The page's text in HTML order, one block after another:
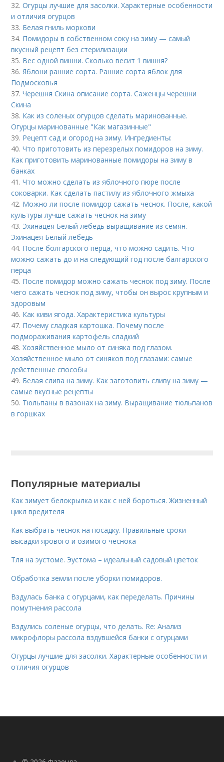
32.Огурцы лучшие для засолки. Характерные особенности
и отличия огурцов
33. Белая гниль моркови
34. Помидоры в собственном соку на зиму — самый
вкусный рецепт без стерилизации
35. Вес одной вишни. Сколько весит 1 вишня?
36.Яблони ранние сорта. Ранние сорта яблок для
Подмосковья
37.Черешня Скина описание сорта. Саженцы черешни
Скина
38. Как из соленых огурцов сделать маринованные.
Огурцы маринованные "Как магазинные"
39. Рецепт сад и огород на зиму. Ингредиенты:
40.Что приготовить из перезрелых помидоров на зиму.
Как приготовить маринованные помидоры на зиму в
банках
41.Что можно сделать из яблочного пюре после
соковарки. Как сделать пастилу из яблочного жмыха
42. Можно ли после помидор сажать чеснок. После, какой
культуры лучше сажать чеснок на зиму
43. Эхинацея Белый лебедь выращивание из семян.
Эхинацея Белый лебедь
44. После болгарского перца, что можно садить. Что
можно сажать до и на следующий год после балгарского
перца
45. После помидор можно сажать чеснок под зиму. После
чего сажать чеснок под зиму, чтобы он вырос крупным и
здоровым
46. Как киви ягода. Характеристика культуры
47. Почему сладкая картошка. Почему после
подмораживания картофель сладкий
48.Хозяйственное мыло от синяка под глазом.
Хозяйственное мыло от синяков под глазами: самые
действенные способы
49. Белая слива на зиму. Как заготовить сливу на зиму —
самые вкусные рецепты
50. Тюльпаны в вазонах на зиму. Выращивание тюльпанов
в горшках
Популярные материалы
Как зимует белокрылка и как с ней бороться. Жизненный
цикл вредителя
Как выбрать чеснок на посадку. Правильные сроки
высадки ярового и озимого чеснока
Тля на эустоме. Эустома – идеальный садовый цветок
Обработка земли после уборки помидоров.
Вздулась банка с огурцами, как переделать. Причины
помутнения рассола
Вздулись соленые огурцы, что делать. Re: Анализ
микрофлоры рассола вздувшейся банки с огурцами
Огурцы лучшие для засолки. Характерные особенности и
отличия огурцов